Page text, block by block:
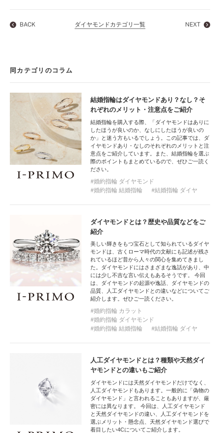
BACK ダイヤモンドカテゴリ一覧 NEXT
同カテゴリのコラム
結婚指輪はダイヤモンドあり？なし？そ
れぞれのメリット・注意点をご紹介
結婚指輪を購入する際、「ダイヤモンドはありに
したほうが良いのか、なしにしたほうが良いの
か」と迷う方もいるでしょう。この記事では、ダ
イヤモンドあり・なしのそれぞれのメリットと注
意点をご紹介しています。また、結婚指輪を選ぶ
際のポイントもまとめているので、ぜひご一読く
ださい。
婚約指輪 ダイヤモンド
婚約指輪 結婚指輪
結婚指輪 ダイヤ
ダイヤモンドとは？歴史や品質などをご
紹介
美しい輝きをもつ宝石として知られているダイヤ
モンドは、古くローマ時代の文献にも記述が残さ
れているほど昔から人々の関心を集めてきまし
た。ダイヤモンドにはさまざまな逸話があり、中
には少し不吉な言い伝えもあるそうです。 今回
は、ダイヤモンドの起源や逸話、ダイヤモンドの
品質、人工ダイヤモンドとの違いなどについてご
紹介します。ぜひご一読ください。
婚約指輪 カラット
婚約指輪 ダイヤモンド
婚約指輪 結婚指輪
結婚指輪 ダイヤ
人工ダイヤモンドとは？種類や天然ダイ
ヤモンドとの違いもご紹介
ダイヤモンドには天然ダイヤモンドだけでなく、
人工ダイヤモンドもあります。一般的に「偽物の
ダイヤモンド」と言われることもありますが、厳
密には異なります。 今回は、人工ダイヤモンド
と天然ダイヤモンドの違い、人工ダイヤモンドを
選ぶメリット・懸念点、天然ダイヤモンド選びで
着目したい4Cについてご紹介します。